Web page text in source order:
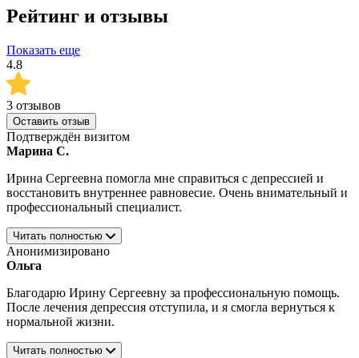
Рейтинг и отзывы
Показать еще
4.8
3 отзывов
Оставить отзыв
Подтверждён визитом
Марина С.
Ирина Сергеевна помогла мне справиться с депрессией и
восстановить внутреннее равновесие. Очень внимательный и
профессиональный специалист.
Читать полностью
Анонимизировано
Ольга
Благодарю Ирину Сергеевну за профессиональную помощь.
После лечения депрессия отступила, и я смогла вернуться к
нормальной жизни.
Читать полностью